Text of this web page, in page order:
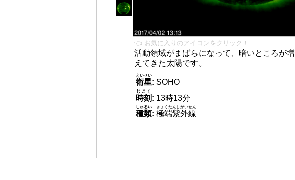
👈 お気に入りのアイコンをクリック！
活動領域がまばらになって、暗いところが増
えてきた太陽です。
衛星
えいせい
: SOHO
時刻
じこく
: 13時13分
種類
しゅるい
: 極端紫外線
きょくたんしがいせん